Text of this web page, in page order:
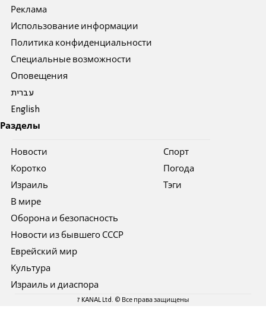
Реклама
Использование информации
Политика конфиденциальности
Специальные возможности
Оповещения
עברית
English
Разделы
Новости
Коротко
Израиль
В мире
Оборона и безопасность
Новости из бывшего СССР
Еврейский мир
Культура
Израиль и диаспора
Спорт
Погода
Тэги
7 KANAL Ltd. © Все права защищены